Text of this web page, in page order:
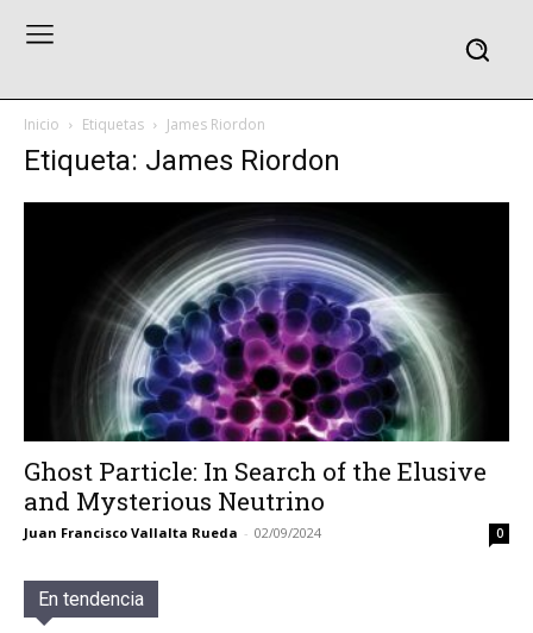
Inicio Etiquetas James Riordon
Etiqueta: James Riordon
Ghost Particle: In Search of the Elusive
and Mysterious Neutrino
Juan Francisco Vallalta Rueda - 02/09/2024 0
En tendencia